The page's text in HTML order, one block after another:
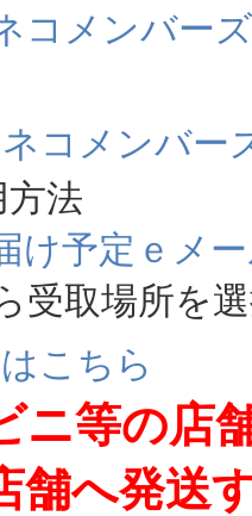
コメンバーズ
コメンバー
法
け予定ｅメ
受取場所を
こちら
ニ等の店
舗へ発送